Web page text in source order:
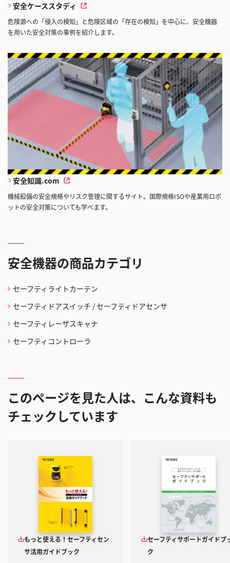
安全ケーススタディ
危険源への「侵入の検知」と危険区域の「存在の検知」を中心に、安全機器
を用いた安全対策の事例を紹介します。
安全知識.com
機械設備の安全規格やリスク管理に関するサイト。国際規格ISOや産業用ロボ
ットの安全対策についても学べます。
安全機器の商品カテゴリ
セーフティライトカーテン
セーフティドアスイッチ / セーフティドアセンサ
セーフティレーザスキャナ
セーフティコントローラ
このページを見た人は、こんな資料も
チェックしています
もっと使える！セーフティセン
サ活用ガイドブック
セーフティサポートガイドブ
ク